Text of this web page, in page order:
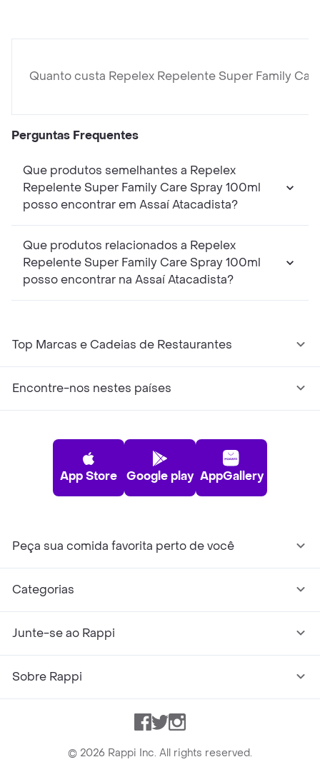
Quanto custa Repelex Repelente Super Family
Perguntas Frequentes
Que produtos semelhantes a Repelex
Repelente Super Family Care Spray 100ml
posso encontrar em Assaí Atacadista?
Que produtos relacionados a Repelex
Repelente Super Family Care Spray 100ml
posso encontrar na Assaí Atacadista?
Top Marcas e Cadeias de Restaurantes
Encontre-nos nestes países
App Store Google play AppGallery
Peça sua comida favorita perto de você
Categorias
Junte-se ao Rappi
Sobre Rappi
Facebook
TwitterInstagram
© 2026 Rappi Inc. All rights reserved.